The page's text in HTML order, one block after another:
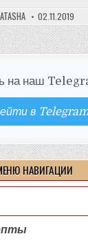
02.11.2019
на наш
в
НАВИГАЦИИ